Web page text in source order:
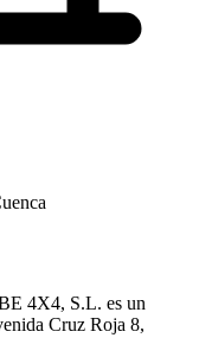
4X4, S.L. es un
Cruz Roja 8,